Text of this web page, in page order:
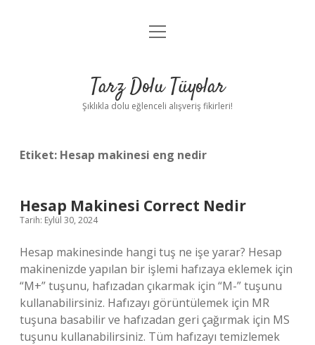
Anasayfa
Yasal Uyarı
menüyü
Tarz Dolu Tüyolar
Şıklıkla dolu eğlenceli alışveriş fikirleri!
Etiket: Hesap makinesi eng nedir
Hesap Makinesi Correct Nedir
Tarih: Eylül 30, 2024
Hesap makinesinde hangi tuş ne işe yarar? Hesap
makinenizde yapılan bir işlemi hafızaya eklemek için
“M+” tuşunu, hafızadan çıkarmak için “M-” tuşunu
kullanabilirsiniz. Hafızayı görüntülemek için MR
tuşuna basabilir ve hafızadan geri çağırmak için MS
tuşunu kullanabilirsiniz. Tüm hafızayı temizlemek